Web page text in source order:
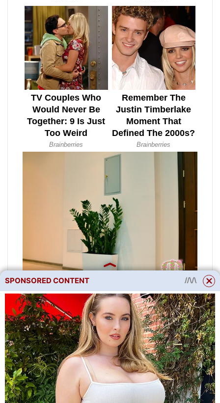
Koupit květiny v Kyjevě
Často nám volají a ptají se:
Kde koupit rostlinu
zamioculcas (květ dolarového
stromu, květináč zamioculcas)
za normální cenu v Kyjevě
SPONSORED CONTENT